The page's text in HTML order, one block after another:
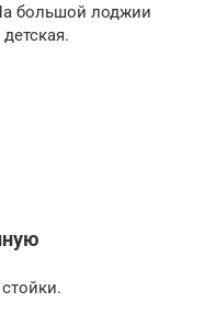
большой лоджии